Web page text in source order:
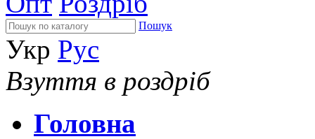
Пошук
Укр Рус
Взуття в роздріб
Головна